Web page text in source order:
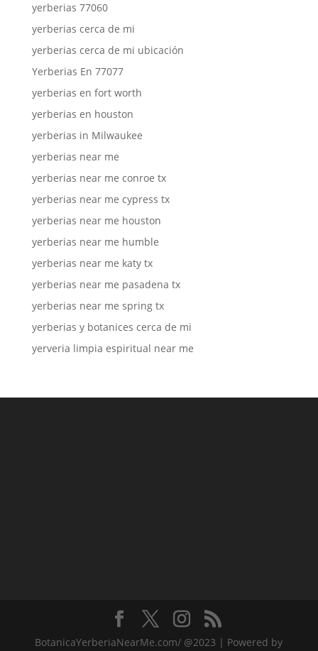
yerberias 77060
yerberias cerca de mi
yerberias cerca de mi ubicación
Yerberias En 77077
yerberias en fort worth
yerberias en houston
yerberias in Milwaukee
yerberias near me
yerberias near me conroe tx
yerberias near me cypress tx
yerberias near me houston
yerberias near me humble
yerberias near me katy tx
yerberias near me pasadena tx
yerberias near me spring tx
yerberias y botanices cerca de mi
yerveria limpia espiritual near me
BotanicaYerberiaNearMe.com/ @2023 | Powered by